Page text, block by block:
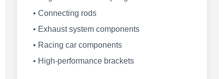
• Connecting rods
• Exhaust system components
• Racing car components
• High-performance brackets